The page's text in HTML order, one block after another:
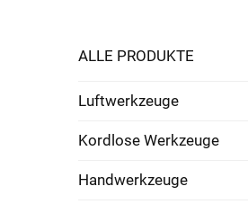
ALLE PRODUKTE
Luftwerkzeuge
Kordlose Werkzeuge
Handwerkzeuge